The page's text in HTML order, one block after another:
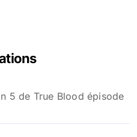
5 de True Blood épisode